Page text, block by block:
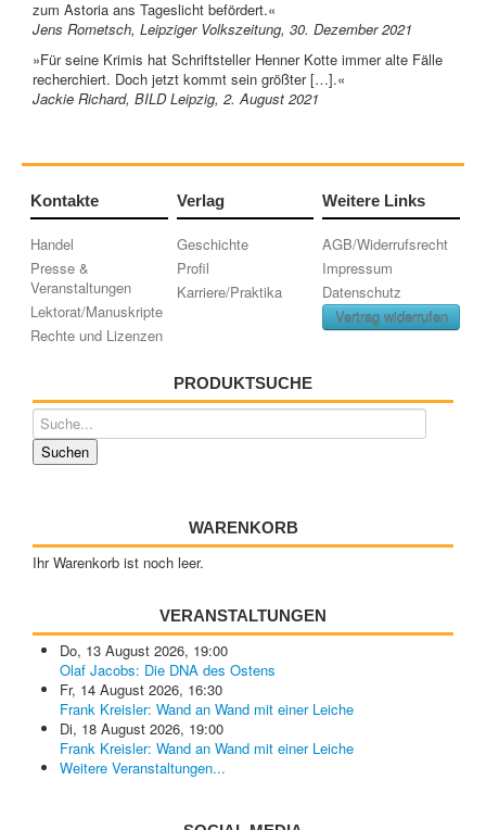
zum Astoria ans Tageslicht befördert.«
Jens Rometsch, Leipziger Volkszeitung, 30. Dezember 2021
»Für seine Krimis hat Schriftsteller Henner Kotte immer alte Fälle
recherchiert. Doch jetzt kommt sein größter […].«
Jackie Richard, BILD Leipzig, 2. August 2021
Kontakte
Handel
Presse &
Veranstaltungen
Lektorat/Manuskripte
Rechte und Lizenzen
Verlag
Geschichte
Profil
Karriere/Praktika
Weitere Links
AGB/Widerrufsrecht
Impressum
Datenschutz
Vertrag widerrufen
PRODUKTSUCHE
WARENKORB
Ihr Warenkorb ist noch leer.
VERANSTALTUNGEN
Do, 13 August 2026, 19:00
Olaf Jacobs: Die DNA des Ostens
Fr, 14 August 2026, 16:30
Frank Kreisler: Wand an Wand mit einer Leiche
Di, 18 August 2026, 19:00
Frank Kreisler: Wand an Wand mit einer Leiche
Weitere Veranstaltungen...